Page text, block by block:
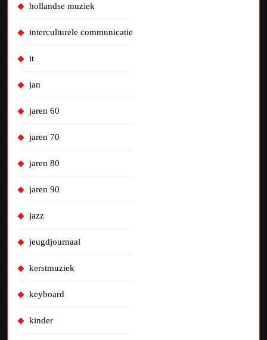
hollandse muziek
interculturele communicatie
it
jan
jaren 60
jaren 70
jaren 80
jaren 90
jazz
jeugdjournaal
kerstmuziek
keyboard
kinder